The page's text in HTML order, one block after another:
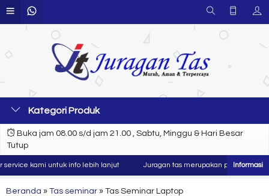
Kategori Produk
Buka jam 08.00 s/d jam 21.00 , Sabtu, Minggu & Hari Besar
Tutup
kami untuk info lebih lanjut Juragan tas merupakan produsen dan
Beranda » Tas seminar » Tas Seminar Laptop